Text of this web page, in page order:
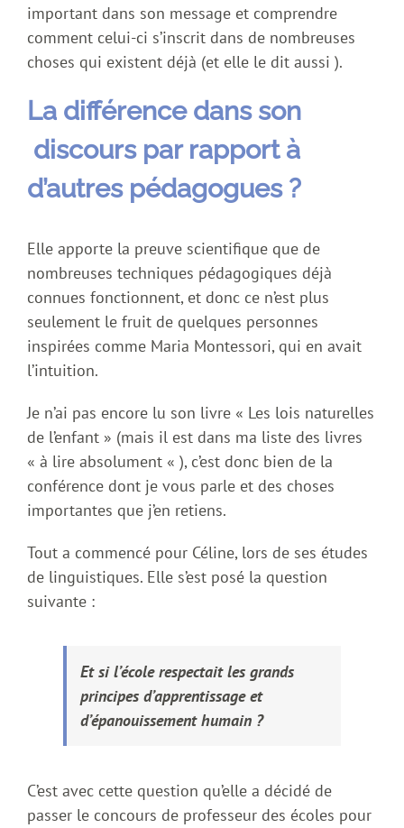
important dans son message et comprendre
comment celui-ci s’inscrit dans de nombreuses
choses qui existent déjà (et elle le dit aussi ).
La différence dans son
discours par rapport à
d’autres pédagogues ?
Elle apporte la preuve scientifique que de
nombreuses techniques pédagogiques déjà
connues fonctionnent, et donc ce n’est plus
seulement le fruit de quelques personnes
inspirées comme Maria Montessori, qui en avait
l’intuition.
Je n’ai pas encore lu son livre « Les lois naturelles
de l’enfant » (mais il est dans ma liste des livres
« à lire absolument « ), c’est donc bien de la
conférence dont je vous parle et des choses
importantes que j’en retiens.
Tout a commencé pour Céline, lors de ses études
de linguistiques. Elle s’est posé la question
suivante :
Et si l’école respectait les grands
principes d’apprentissage et
d’épanouissement humain ?
C’est avec cette question qu’elle a décidé de
passer le concours de professeur des écoles pour